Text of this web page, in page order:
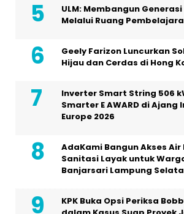
ULM: Membangun
Melalui Ruang
Geely Farizon Luncurkan
Hijau dan Cerdas di Hong
Inverter Smart String 506
Smarter E AWARD di Ajang
Europe 2026
AdaKami Bangun Akses Air
Sanitasi Layak untuk
Banjarsari Lampung
KPK Buka Opsi Periksa